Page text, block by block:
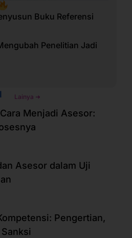
Buku Referensi
Penelitian Jadi
Lainya ➜
Menjadi Asesor:
Asesor dalam Uji
Pengertian,